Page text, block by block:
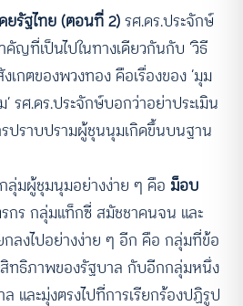
ยรัฐไทย (ตอนที่ 2)รศ.ดร.ประจักษ์
ที่เป็นไปในทางเดียวกันกับ ‘วิธี
เกตของพวงทอง คือเรื่องของ ‘มุม
รศ.ดร.ประจักษ์บอกว่าอย่าประเมิน
รปราบปรามผู้ชุนนุมเกิดขึ้นบนฐาน
ลุ่มผู้ชุมนุมอย่างง่าย ๆ คือ ม็อบ
กร กลุ่มแท็กซี่ สมัชชาคนจน และ
ลงไปอย่างง่าย ๆ อีก คือ กลุ่มที่ข้อ
สิทธิภาพของรัฐบาล กับอีกกลุ่มหนึ่ง
ล และมุ่งตรงไปที่การเรียกร้องปฏิรูป